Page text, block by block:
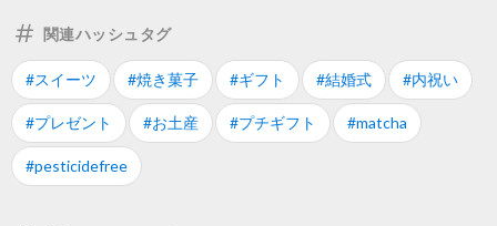
関連ハッシュタグ
#スイーツ #焼き菓子 #ギフト #結婚式 #内祝い
#プレゼント #お土産 #プチギフト #matcha
#pesticidefree